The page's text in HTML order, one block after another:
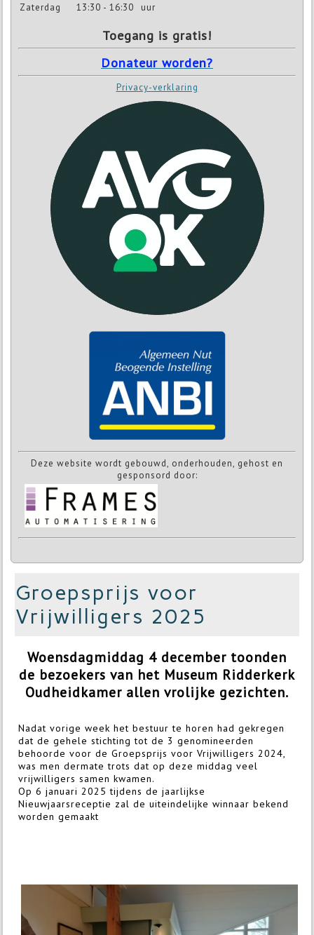
Zaterdag
13:30 - 16:30 uur
Toegang is gratis!
Donateur worden?
Privacy-verklaring
Deze website wordt gebouwd, onderhouden, gehost en
gesponsord door:
Groepsprijs voor
Vrijwilligers 2025
Woensdagmiddag 4 december toonden
de bezoekers van het Museum Ridderkerk
Oudheidkamer allen vrolijke gezichten.
Nadat vorige week het bestuur te horen had gekregen
dat de gehele stichting tot de 3 genomineerden
behoorde voor de Groepsprijs voor Vrijwilligers 2024,
was men dermate trots dat op deze middag veel
vrijwilligers samen kwamen.
Op 6 januari 2025 tijdens de jaarlijkse
Nieuwjaarsreceptie zal de uiteindelijke winnaar bekend
worden gemaakt